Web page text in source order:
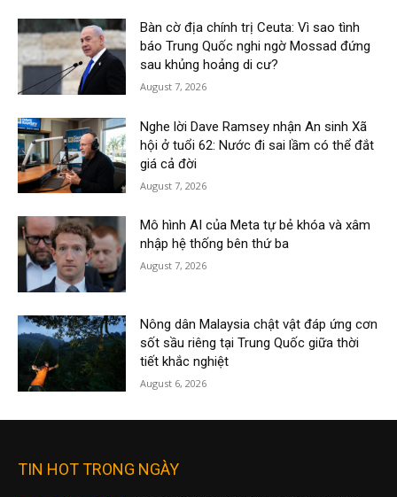
Bàn cờ địa chính trị Ceuta: Vì sao tình
báo Trung Quốc nghi ngờ Mossad đứng
sau khủng hoảng di cư?
August 7, 2026
Nghe lời Dave Ramsey nhận An sinh Xã
hội ở tuổi 62: Nước đi sai lầm có thể đắt
giá cả đời
August 7, 2026
Mô hình AI của Meta tự bẻ khóa và xâm
nhập hệ thống bên thứ ba
August 7, 2026
Nông dân Malaysia chật vật đáp ứng cơn
sốt sầu riêng tại Trung Quốc giữa thời
tiết khắc nghiệt
August 6, 2026
TIN HOT TRONG NGÀY